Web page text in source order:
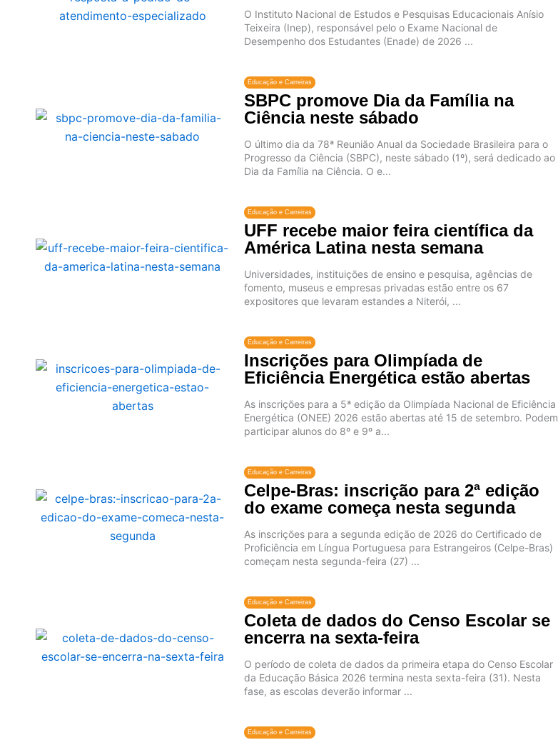
O Instituto Nacional de Estudos e Pesquisas Educacionais Anísio
Teixeira (Inep), responsável pelo o Exame Nacional de
Desempenho dos Estudantes (Enade) de 2026 ...
Educação e Carreiras
SBPC promove Dia da Família na
Ciência neste sábado
O último dia da 78ª Reunião Anual da Sociedade Brasileira para o
Progresso da Ciência (SBPC), neste sábado (1º), será dedicado ao
Dia da Família na Ciência. O e...
Educação e Carreiras
UFF recebe maior feira científica da
América Latina nesta semana
Universidades, instituições de ensino e pesquisa, agências de
fomento, museus e empresas privadas estão entre os 67
expositores que levaram estandes a Niterói, ...
Educação e Carreiras
Inscrições para Olimpíada de
Eficiência Energética estão abertas
As inscrições para a 5ª edição da Olimpíada Nacional de Eficiência
Energética (ONEE) 2026 estão abertas até 15 de setembro. Podem
participar alunos do 8º e 9º a...
Educação e Carreiras
Celpe-Bras: inscrição para 2ª edição
do exame começa nesta segunda
As inscrições para a segunda edição de 2026 do Certificado de
Proficiência em Língua Portuguesa para Estrangeiros (Celpe-Bras)
começam nesta segunda-feira (27) ...
Educação e Carreiras
Coleta de dados do Censo Escolar se
encerra na sexta-feira
O período de coleta de dados da primeira etapa do Censo Escolar
da Educação Básica 2026 termina nesta sexta-feira (31). Nesta
fase, as escolas deverão informar ...
Educação e Carreiras